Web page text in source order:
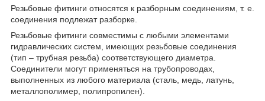
Резьбовые фитинги относятся к разборным соединениям, т. е.
соединения подлежат разборке.
Резьбовые фитинги совместимы с любыми элементами
гидравлических систем, имеющих резьбовые соединения
(тип – трубная резьба) соответствующего диаметра.
Соединители могут применяться на трубопроводах,
выполненных из любого материала (сталь, медь, латунь,
металлополимер, полипропилен).